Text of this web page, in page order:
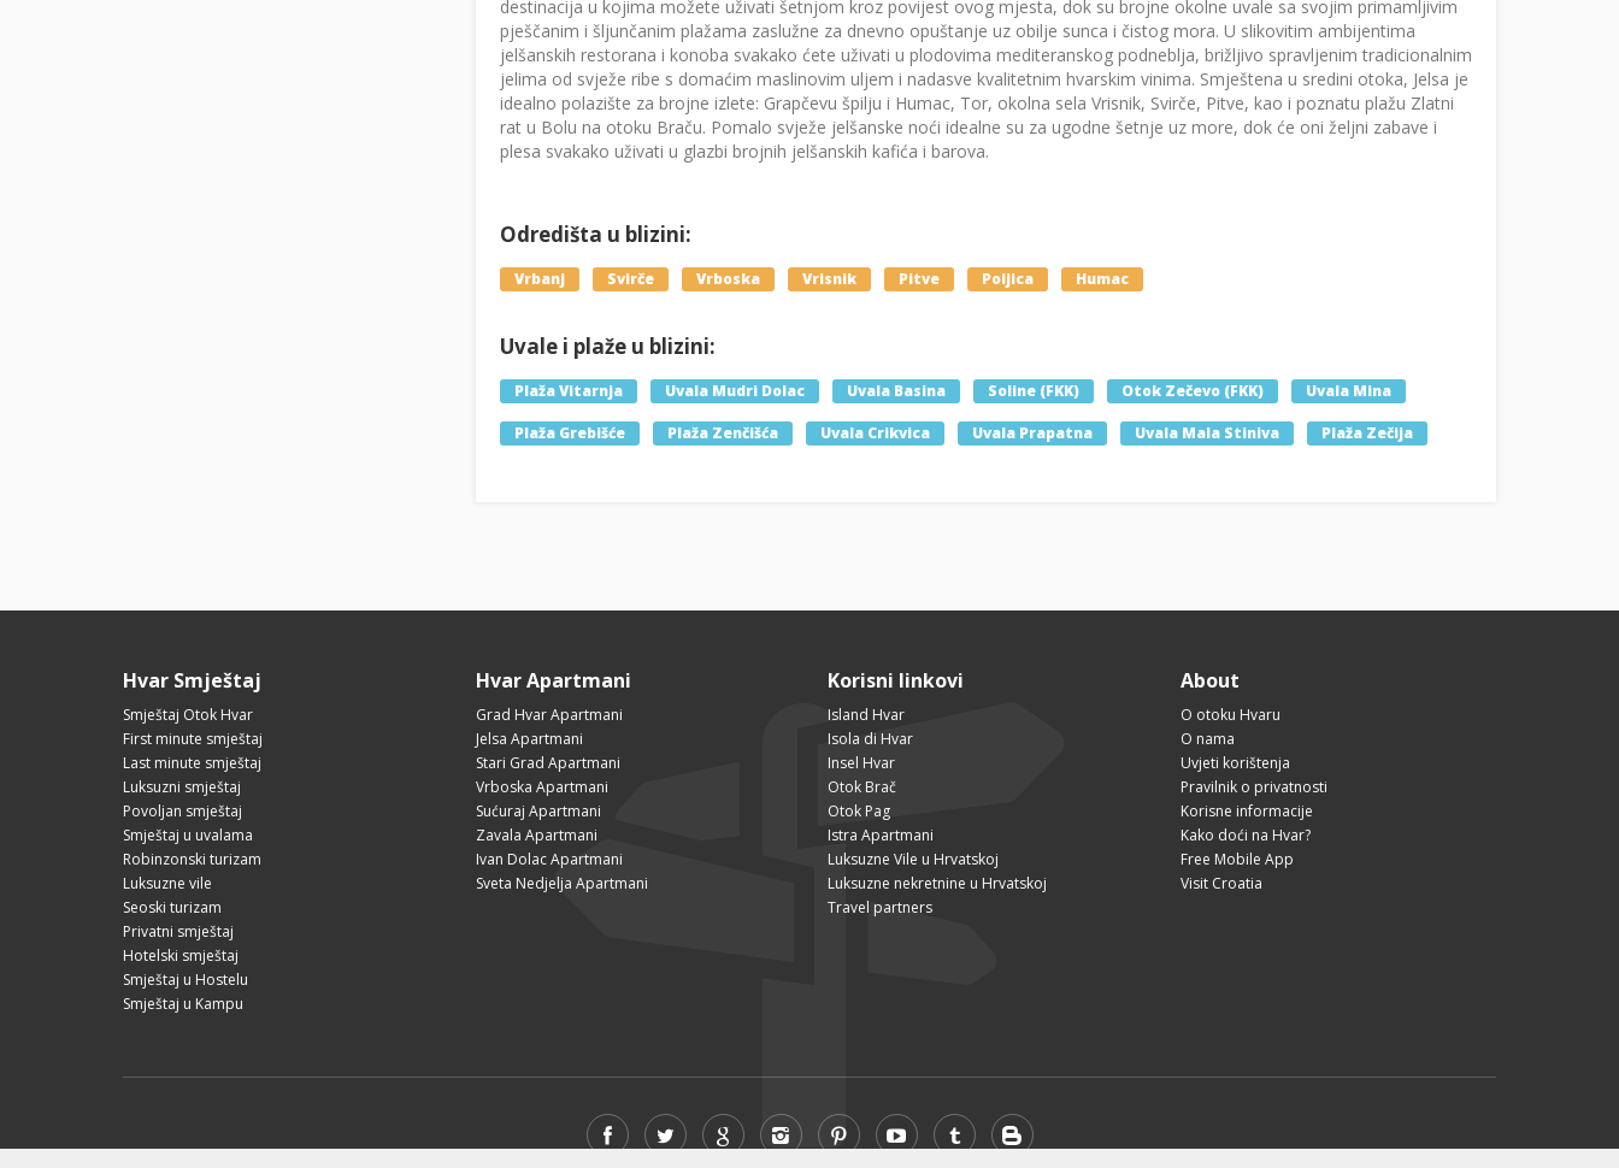
destinacija u kojima možete uživati šetnjom kroz povijest ovog mjesta, dok su brojne okolne uvale sa svojim primamljivim
pješčanim i šljunčanim plažama zaslužne za dnevno opuštanje uz obilje sunca i čistog mora. U slikovitim ambijentima
jelšanskih restorana i konoba svakako ćete uživati u plodovima mediteranskog podneblja, brižljivo spravljenim tradicionalnim
jelima od svježe ribe s domaćim maslinovim uljem i nadasve kvalitetnim hvarskim vinima. Smještena u sredini otoka, Jelsa je
idealno polazište za brojne izlete: Grapčevu špilju i Humac, Tor, okolna sela Vrisnik, Svirče, Pitve, kao i poznatu plažu Zlatni
rat u Bolu na otoku Braču. Pomalo svježe jelšanske noći idealne su za ugodne šetnje uz more, dok će oni željni zabave i
plesa svakako uživati u glazbi brojnih jelšanskih kafića i barova.
Odredišta u blizini:
Vrbanj Svirče Vrboska Vrisnik Pitve Poljica Humac
Uvale i plaže u blizini:
Plaža Vitarnja Uvala Mudri Dolac Uvala Basina Soline (FKK) Otok Zečevo (FKK) Uvala Mina
Plaža Grebišće Plaža Zenčišća Uvala Crikvica Uvala Prapatna Uvala Mala Stiniva Plaža Zečija
Hvar Smještaj
Smještaj Otok Hvar
First minute smještaj
Last minute smještaj
Luksuzni smještaj
Povoljan smještaj
Smještaj u uvalama
Robinzonski turizam
Luksuzne vile
Seoski turizam
Privatni smještaj
Hotelski smještaj
Smještaj u Hostelu
Smještaj u Kampu
Hvar Apartmani
Grad Hvar Apartmani
Jelsa Apartmani
Stari Grad Apartmani
Vrboska Apartmani
Sućuraj Apartmani
Zavala Apartmani
Ivan Dolac Apartmani
Sveta Nedjelja Apartmani
Korisni linkovi
Island Hvar
Isola di Hvar
Insel Hvar
Otok Brač
Otok Pag
Istra Apartmani
Luksuzne Vile u Hrvatskoj
Luksuzne nekretnine u Hrvatskoj
Travel partners
About
O otoku Hvaru
O nama
Uvjeti korištenja
Pravilnik o privatnosti
Korisne informacije
Kako doći na Hvar?
Free Mobile App
Visit Croatia